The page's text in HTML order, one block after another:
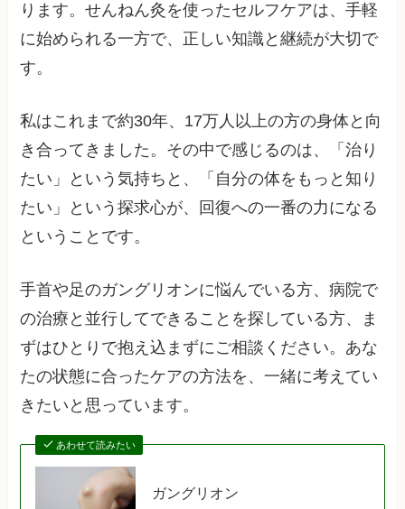
ります。せんねん灸を使ったセルフケアは、手軽
に始められる一方で、正しい知識と継続が大切で
す。
私はこれまで約30年、17万人以上の方の身体と向
き合ってきました。その中で感じるのは、「治り
たい」という気持ちと、「自分の体をもっと知り
たい」という探求心が、回復への一番の力になる
ということです。
手首や足のガングリオンに悩んでいる方、病院で
の治療と並行してできることを探している方、ま
ずはひとりで抱え込まずにご相談ください。あな
たの状態に合ったケアの方法を、一緒に考えてい
きたいと思っています。
あわせて読みたい
ガングリオン